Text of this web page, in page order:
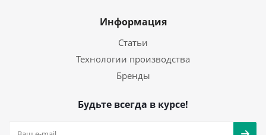
Информация
Статьи
Технологии производства
Бренды
Будьте всегда в курсе!